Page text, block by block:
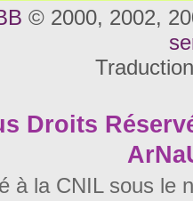
© 2000, 2002,
Droits
à la CNIL sous le